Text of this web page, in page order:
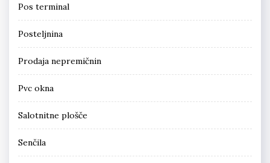
Pos terminal
Posteljnina
Prodaja nepremičnin
Pvc okna
Salotnitne plošče
Senčila